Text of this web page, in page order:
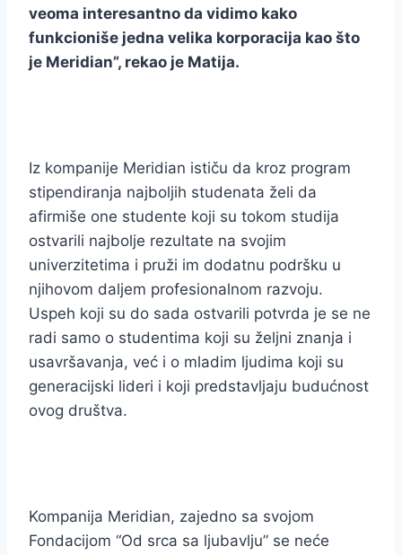
veoma interesantno da vidimo kako
funkcioniše jedna velika korporacija kao što
je Meridian”, rekao je Matija.
Iz kompanije Meridian ističu da kroz program
stipendiranja najboljih studenata želi da
afirmiše one studente koji su tokom studija
ostvarili najbolje rezultate na svojim
univerzitetima i pruži im dodatnu podršku u
njihovom daljem profesionalnom razvoju.
Uspeh koji su do sada ostvarili potvrda je se ne
radi samo o studentima koji su željni znanja i
usavršavanja, već i o mladim ljudima koji su
generacijski lideri i koji predstavljaju budućnost
ovog društva.
Kompanija Meridian, zajedno sa svojom
Fondacijom “Od srca sa ljubavlju” se neće